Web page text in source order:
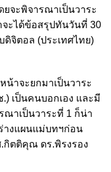
จะพิจารณาเป็นวาระ
จะได้ข้อสรุปทันวันที่ 30
จิตอล (ประเทศไทย)
น้าจะยกมาเป็นวาระ
เป็นคนบอกเอง และมี
ณาเป็นวาระที่ 1 ก็น่า
างแผนแม่บทฯก่อน
กิตติคุณ ดร.พิรงรอง